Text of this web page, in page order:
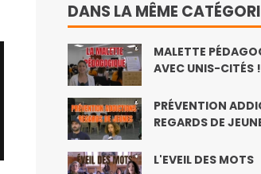
DANS LA MÊME
MALETTE
AVEC UNIS-CITÉS !
PRÉVENTION
REGARDS DE
L'EVEIL DES MOTS